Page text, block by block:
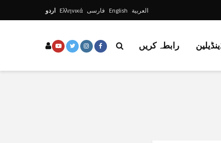
العربية English فارسی Ελληνικά اردو
رابطہ کریں